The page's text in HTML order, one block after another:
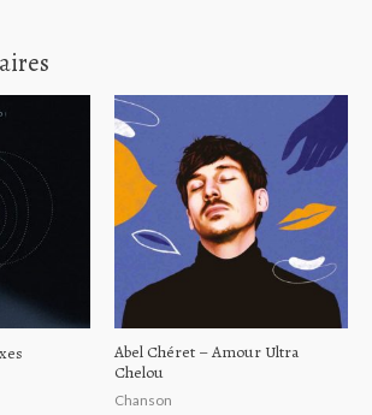
Abel Chéret – Amour Ultra
Chelou
Chanson